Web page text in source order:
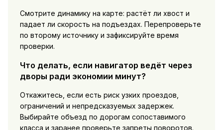
Смотрите динамику на карте: растёт ли хвост и
падает ли скорость на подъездах. Перепроверьте
по второму источнику и зафиксируйте время
проверки.
Что делать, если навигатор ведёт через
дворы ради экономии минут?
Откажитесь, если есть риск узких проездов,
ограничений и непредсказуемых задержек.
Выбирайте объезд по дорогам сопоставимого
класса и заранее проверьте запреты поворотов.